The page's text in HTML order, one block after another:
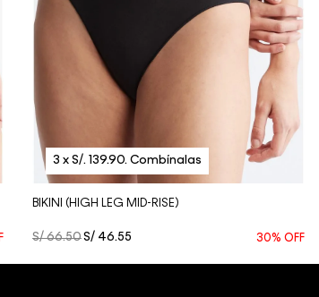
Vista Rápida
BIKINI (HIGH LEG MID-RISE)
S/ 66.50S/ 46.55 30% OFF